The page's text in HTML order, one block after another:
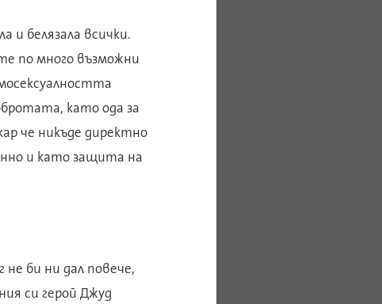
и белязала всички.
по много възможни
като ода за
че никъде директно
и като защита на
не би ни дал повече,
си герой Джуд